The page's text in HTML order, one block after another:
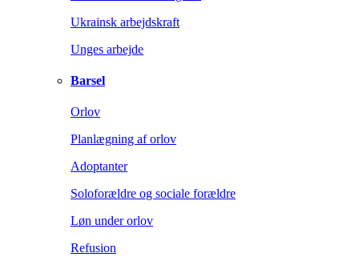
Ukrainsk arbejdskraft
Unges arbejde
Barsel
Orlov
Planlægning af orlov
Adoptanter
Soloforældre og sociale forældre
Løn under orlov
Refusion